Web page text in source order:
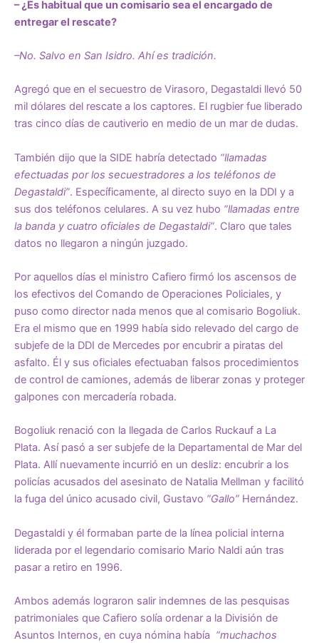
– ¿Es habitual que un comisario sea el encargado de
entregar el rescate?
–No. Salvo en San Isidro. Ahí es tradición.
Agregó que en el secuestro de Virasoro, Degastaldi llevó 50
mil dólares del rescate a los captores. El rugbier fue liberado
tras cinco días de cautiverio en medio de un mar de dudas.
También dijo que la SIDE habría detectado “llamadas
efectuadas por los secuestradores a los teléfonos de
Degastaldi”. Específicamente, al directo suyo en la DDI y a
sus dos teléfonos celulares. A su vez hubo “llamadas entre
la banda y cuatro oficiales de Degastaldi”. Claro que tales
datos no llegaron a ningún juzgado.
Por aquellos días el ministro Cafiero firmó los ascensos de
los efectivos del Comando de Operaciones Policiales, y
puso como director nada menos que al comisario Bogoliuk.
Era el mismo que en 1999 había sido relevado del cargo de
subjefe de la DDI de Mercedes por encubrir a piratas del
asfalto. Él y sus oficiales efectuaban falsos procedimientos
de control de camiones, además de liberar zonas y proteger
galpones con mercadería robada.
Bogoliuk renació con la llegada de Carlos Ruckauf a La
Plata. Así pasó a ser subjefe de la Departamental de Mar del
Plata. Allí nuevamente incurrió en un desliz: encubrir a los
policías acusados del asesinato de Natalia Mellman y facilitó
la fuga del único acusado civil, Gustavo “Gallo” Hernández.
Degastaldi y él formaban parte de la línea policial interna
liderada por el legendario comisario Mario Naldi aún tras
pasar a retiro en 1996.
Ambos además lograron salir indemnes de las pesquisas
patrimoniales que Cafiero solía ordenar a la División de
Asuntos Internos, en cuya nómina había “muchachos